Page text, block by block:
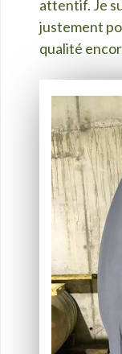
attentif. Je
justement
qualité